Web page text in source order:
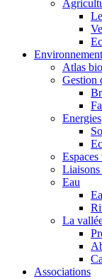
Environnement
Atlas
Gestion
Energies
Espaces
Liaisons
Eau
La
Associations